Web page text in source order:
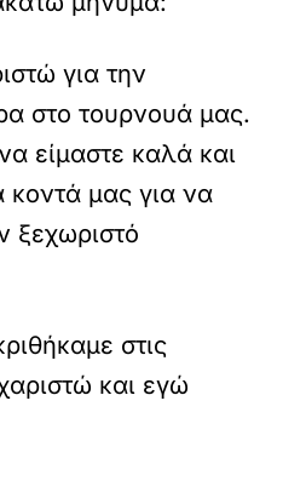
για την
στο τουρνουά μας.
είμαστε καλά και
μας για να
ξεχωριστό
στις
και εγώ